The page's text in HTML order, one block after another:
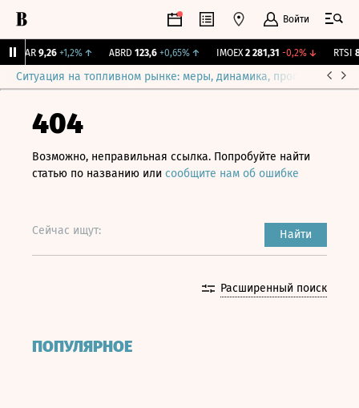
Войти
UTAR 9,26 +1,2%↑ ABRD 123,6 +0,65%↑ IMOEX 2 281,31 -0,2%↓ RTSI
Ситуация на топливном рынке: меры, динамика, прогнозы
404
Возможно, неправильная ссылка. Попробуйте найти
статью по названию или сообщите нам об ошибке
Сейчас ищут: Найти
Расширенный поиск
ПОПУЛЯРНОЕ